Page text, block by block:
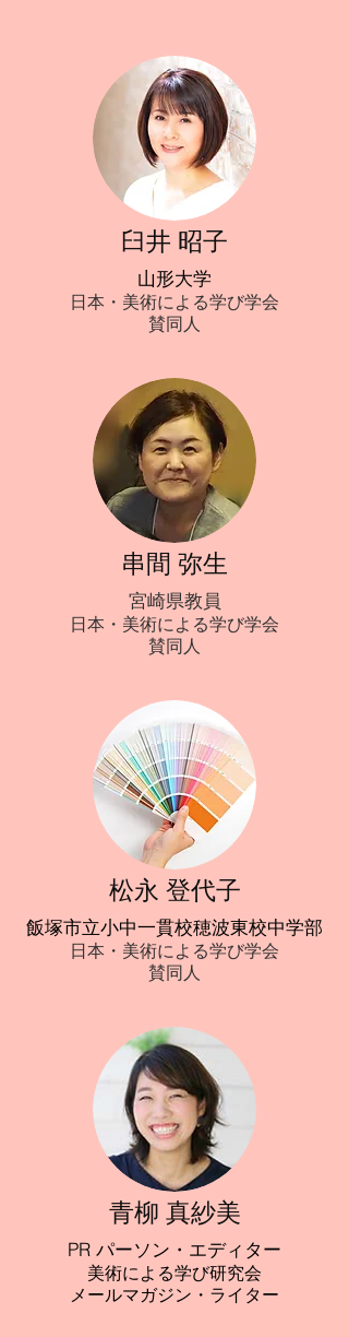
⻘柳 真紗美
PR パーソン・エディター
美術による学び研究会
メールマガジン・ライター
臼井 昭子
山形大学
日本・美術による学び学会
​賛同人
串間 弥生
宮崎県教員
日本・美術による学び学会
​賛同人
松永 登代子
飯塚市立小中一貫校穂波東校中学部
日本・美術による学び学会
​賛同人